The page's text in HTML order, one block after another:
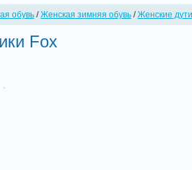
обувь /Женская зимняя обувь /Женские
Fox